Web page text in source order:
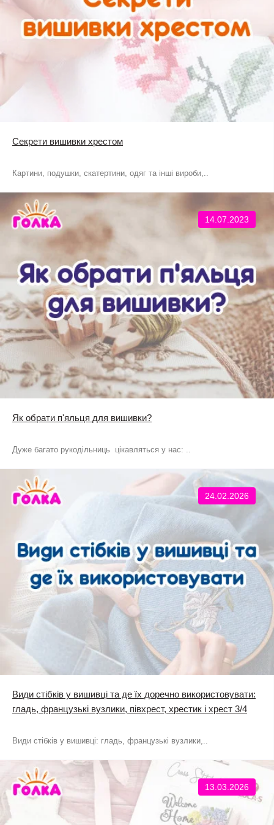
Секрети вишивки хрестом
Картини, подушки, скатертини, одяг та інші вироби,..
14.07.2023
Як обрати п'яльця для вишивки?
Дуже багато рукодільниць цікавляться у нас: ..
24.02.2026
Види стібків у вишивці та де їх доречно використовувати:
гладь, французькі вузлики, півхрест, хрестик і хрест 3/4
Види стібків у вишивці: гладь, французькі вузлики,..
13.03.2026